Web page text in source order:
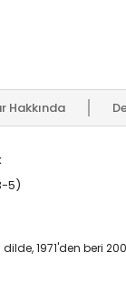
Hakkında
5)
1971'den beri